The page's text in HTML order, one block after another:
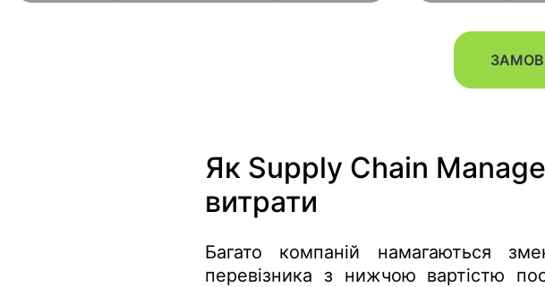
Як Supply Chain
витрати
Багато компаній намагаються
перевізника з нижчою вартістю